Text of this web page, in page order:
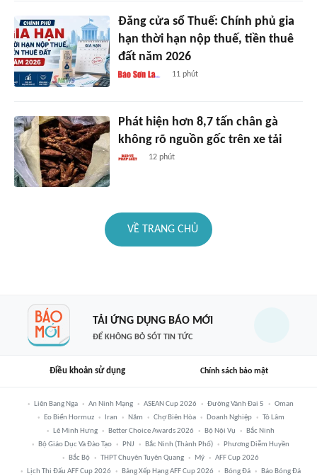
Đăng cửa sổ Thuế: Chính phủ gia
hạn thời hạn nộp thuế, tiền thuê
đất năm 2026
11 phút
Phát hiện hơn 8,7 tấn chân gà
không rõ nguồn gốc trên xe tải
12 phút
VỀ TRANG CHỦ
TẢI ỨNG DỤNG BÁO MỚI
ĐỂ KHÔNG BỎ SÓT TIN TỨC
Điều khoản sử dụng Chính sách bảo mật
Liên Bang Nga An Ninh Mạng ASEAN Cup 2026 Đường Vành Đai 5
Oman
Eo Biển Hormuz
Iran Năm Chợ Biên Hòa Doanh Nghiệp
Tô Lâm
Lê Minh Hưng
Better Choice Awards 2026 Bộ Nội Vụ
Bắc Ninh
Bộ Giáo Dục Và Đào Tạo
PNJ Bắc Ninh (thành Phố)
Phương Diễm Huyền
Bắc Bộ
THPT Chuyên Tuyên Quang Mỹ
AFF Cup 2026
Lịch Thi Đấu AFF Cup 2026
Bảng Xếp Hạng AFF Cup 2026 Bóng Đá Báo Bóng Đá